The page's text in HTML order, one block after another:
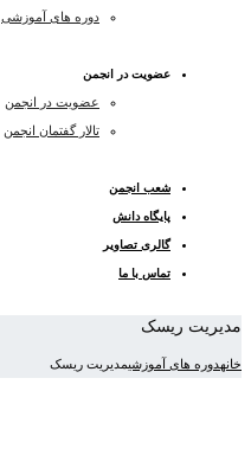
دوره های آموزشی
عضویت در انجمن
عضویت در انجمن
تالار گفتمان انجمن
شعب انجمن
پایگاه دانش
گالری تصاویر
تماس با ما
مدیریت ریسک
خانهدوره های آموزشیمدیریت ریسک